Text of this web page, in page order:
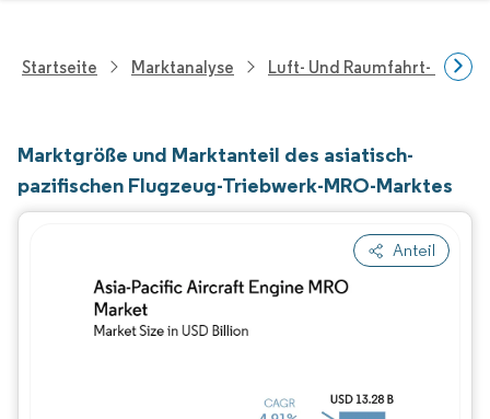
Startseite Marktanalyse Luft- Und Raumfahrt- Und
Marktgröße und Marktanteil des asiatisch-
pazifischen Flugzeug-Triebwerk-MRO-Marktes
Anteil